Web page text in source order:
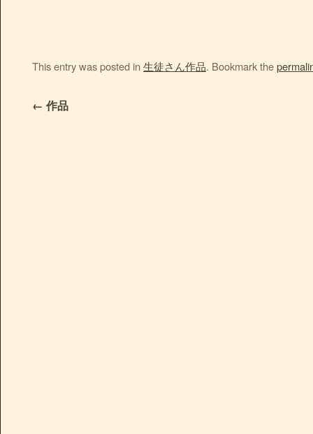
This entry was posted in 生徒さん作品. Bookmark the
← 作品